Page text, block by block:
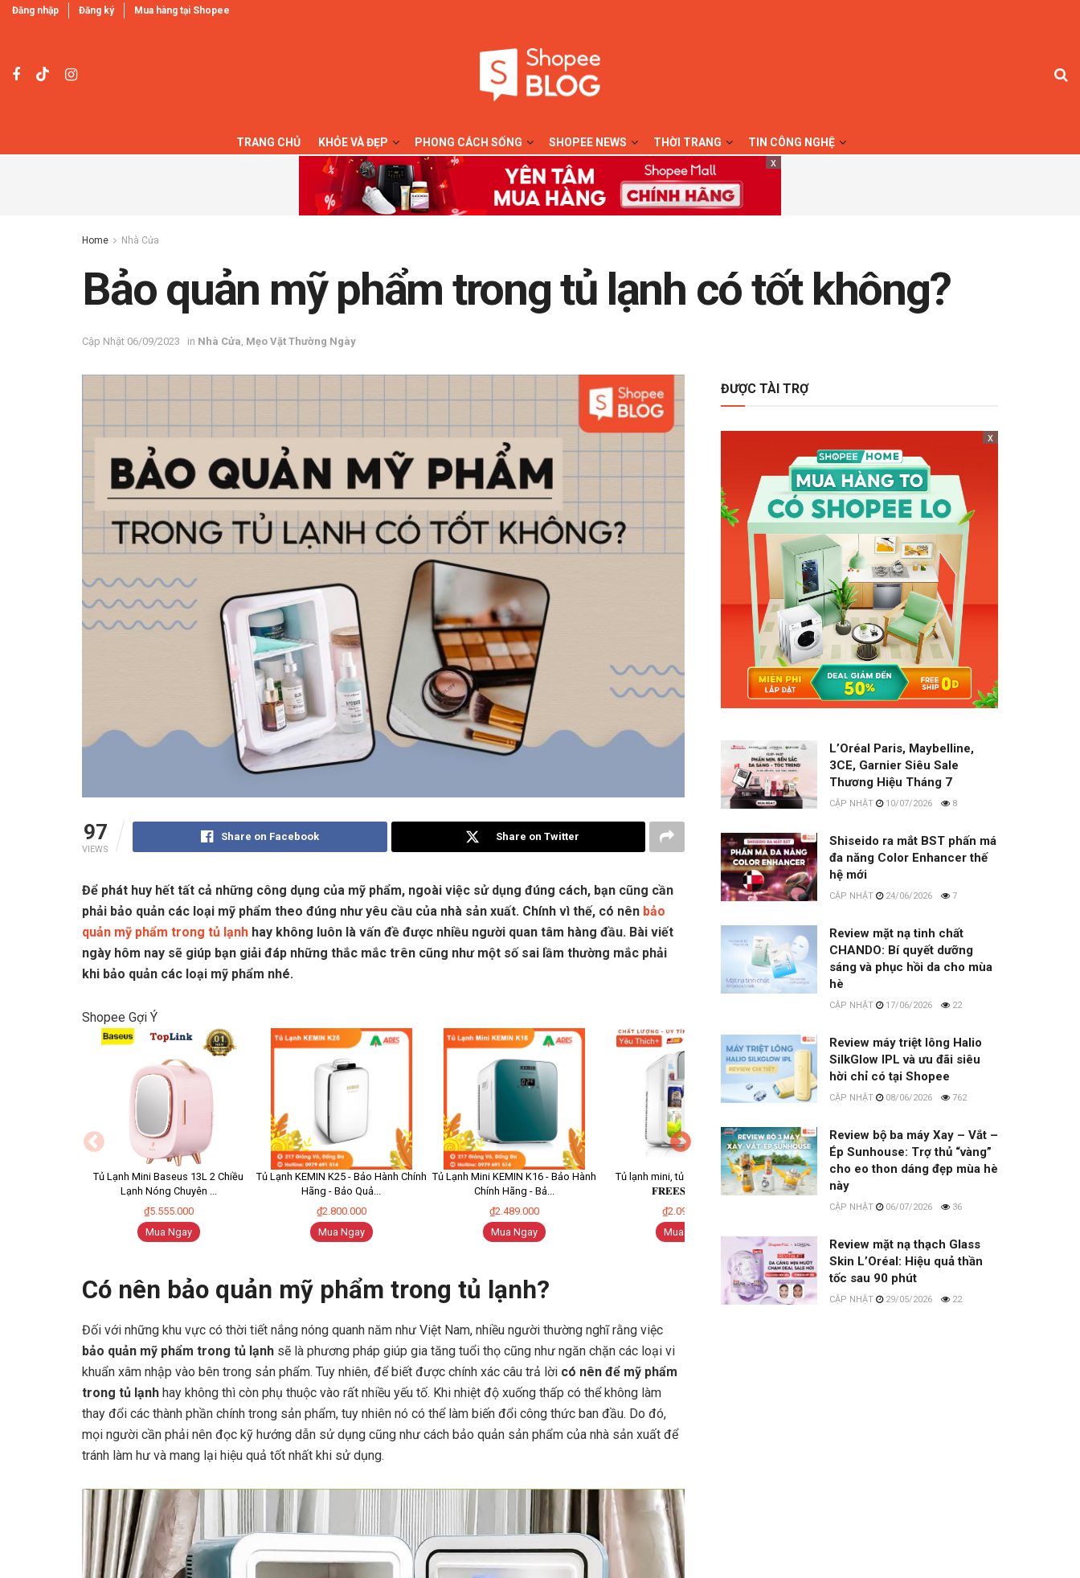
Đăng nhập Đăng ký Mua hàng tại Shopee
TRANG CHỦ KHỎE VÀ ĐẸP PHONG CÁCH SỐNG SHOPEE NEWS THỜI TRANG
TIN CÔNG NGHỆ
x
Home Nhà Cửa
Bảo quản mỹ phẩm trong tủ lạnh có tốt không?
06/09/2023 in Nhà Cửa Mẹo Vặt Thường Ngày
97
VIEWS
Share on Facebook Share on Twitter
Để phát huy hết tất cả những công dụng của mỹ phẩm, ngoài việc sử dụng đúng cách, bạn cũng cần
phải bảo quản các loại mỹ phẩm theo đúng như yêu cầu của nhà sản xuất. Chính vì thế, có nên bảo
quản mỹ phẩm trong tủ lạnh hay không luôn là vấn đề được nhiều người quan tâm hàng đầu. Bài viết
ngày hôm nay sẽ giúp bạn giải đáp những thắc mắc trên cũng như một số sai lầm thường mắc phải
khi bảo quản các loại mỹ phẩm nhé.
Shopee Gợi Ý
Tủ Lạnh Mini Baseus 13L 2 Chiều
Lạnh Nóng Chuyên ...
₫5.555.000
Mua Ngay
Tủ Lạnh KEMIN K25 - Bảo Hành Chính
Hãng - Bảo Quả...
₫2.800.000
Mua Ngay
Tủ Lạnh Mini KEMIN K16 - Bảo Hành
Chính Hãng - Bả...
₫2.489.000
Mua Ngay
Tủ lạnh mini, tủ mát mini 20L 💎
𝐅𝐑𝐄𝐄𝐒𝐇𝐈𝐏...
₫2.099.000
Mua Ngay
Tủ Lạnh Mini KEMIN K22 - Bảo Hành
Chính Hãng - Đi...
₫2.680.000
Có nên bảo quản mỹ phẩm trong tủ lạnh?
Đối với những khu vực có thời tiết nắng nóng quanh năm như Việt Nam, nhiều người thường nghĩ rằng việc
bảo quản mỹ phẩm trong tủ lạnh sẽ là phương pháp giúp gia tăng tuổi thọ cũng như ngăn chặn các loại vi
khuẩn xâm nhập vào bên trong sản phẩm. Tuy nhiên, để biết được chính xác câu trả lời có nên để mỹ phẩm
trong tủ lạnh hay không thì còn phụ thuộc vào rất nhiều yếu tố. Khi nhiệt độ xuống thấp có thể không làm
thay đổi các thành phần chính trong sản phẩm, tuy nhiên nó có thể làm biến đổi công thức ban đầu. Do đó,
mọi người cần phải nên đọc kỹ hướng dẫn sử dụng cũng như cách bảo quản sản phẩm của nhà sản xuất để
tránh làm hư và mang lại hiệu quả tốt nhất khi sử dụng.
ĐƯỢC TÀI TRỢ
x
L’Oréal Paris, Maybelline,
3CE, Garnier Siêu Sale
Thương Hiệu Tháng 7
10/07/2026 8
Shiseido ra mắt BST phấn má
đa năng Color Enhancer thế
hệ mới
24/06/2026 7
Review mặt nạ tinh chất
CHANDO: Bí quyết dưỡng
sáng và phục hồi da cho mùa
hè
17/06/2026 22
Review máy triệt lông Halio
SilkGlow IPL và ưu đãi siêu
hời chỉ có tại Shopee
08/06/2026 762
Review bộ ba máy Xay – Vắt –
Ép Sunhouse: Trợ thủ “vàng”
cho eo thon dáng đẹp mùa hè
này
06/07/2026 36
Review mặt nạ thạch Glass
Skin L’Oréal: Hiệu quả thần
tốc sau 90 phút
29/05/2026 22